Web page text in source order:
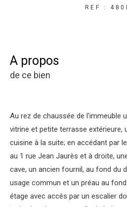
REF :
a propos
de ce bien
Au rez de chaussée de l'immeuble
vitrine et petite terrasse extérieure,
cuisine à la suite; en accédant par
au 1 rue Jean Jaurès et à droite,
cave, un ancien fournil, au fond du
usage commun et un préau au
étage avec accès par un escalier